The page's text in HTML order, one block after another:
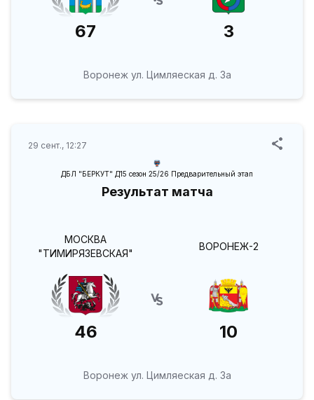
67 3
Воронеж ул. Цимляеская д. 3а
29 сент., 12:27
ДБЛ "БЕРКУТ" Д15 сезон 25/26 Предварительный этап
Результат матча
МОСКВА
"ТИМИРЯЗЕВСКАЯ"
46
ВОРОНЕЖ-2
10
Воронеж ул. Цимляеская д. 3а